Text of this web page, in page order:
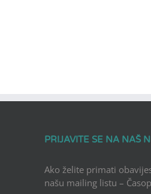
PRIJAVITE SE NA NAŠ
Ako želite primati
našu mailing listu –